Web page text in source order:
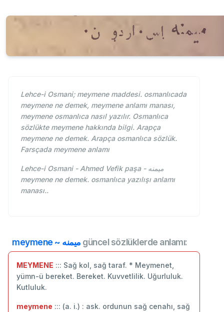
Lehce-i Osmani; meymene maddesi. osmanlıcada
meymene ne demek, meymene anlamı manası,
meymene osmanlıca nasıl yazılır. Osmanlıca
sözlükte meymene hakkında bilgi. Arapça
meymene ne demek. Arapça osmanlıca sözlük.
Farsçada meymene anlamı
Lehce-i Osmani - Ahmed Vefik paşa - ميمنه
meymene ne demek. osmanlıca yazılışı anlamı
manası..
meymene ~ ميمنه güncel sözlüklerde anlamı:
MEYMENE ::: Sağ kol, sağ taraf. * Meymenet,
yümn-ü bereket. Bereket. Kuvvetlilik. Uğurluluk.
Kutluluk.
meymene ::: (a. i.) : ask. ordunun sağ cenahı, sağ